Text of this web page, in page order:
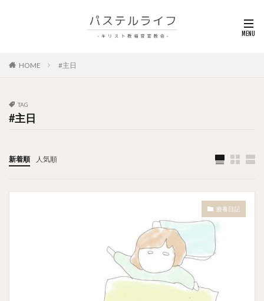
HOME #主日
TAG
#主日
新着順 人気順
療養日記